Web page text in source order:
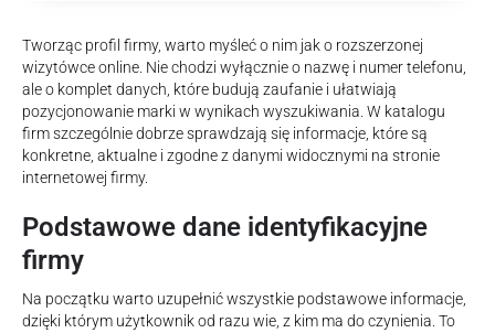
Tworząc profil firmy, warto myśleć o nim jak o rozszerzonej
wizytówce online. Nie chodzi wyłącznie o nazwę i numer telefonu,
ale o komplet danych, które budują zaufanie i ułatwiają
pozycjonowanie marki w wynikach wyszukiwania. W katalogu
firm szczególnie dobrze sprawdzają się informacje, które są
konkretne, aktualne i zgodne z danymi widocznymi na stronie
internetowej firmy.
Podstawowe dane identyfikacyjne
firmy
Na początku warto uzupełnić wszystkie podstawowe informacje,
dzięki którym użytkownik od razu wie, z kim ma do czynienia. To